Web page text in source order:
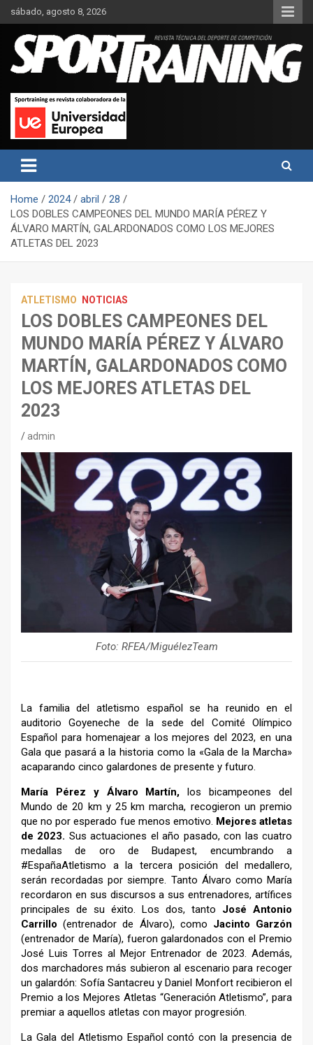
Skip
to
content
sábado, agosto 8, 2026
Revista técnica del deporte
Sport Training
rendimiento, nutrición y entrenamiento.
Home 2024 abril
28
LOS DOBLES CAMPEONES DEL MUNDO MARÍA PÉREZ Y
ÁLVARO MARTÍN, GALARDONADOS COMO LOS MEJORES
ATLETAS DEL 2023
ATLETISMO NOTICIAS
LOS DOBLES CAMPEONES DEL
MUNDO MARÍA PÉREZ Y ÁLVARO
MARTÍN, GALARDONADOS COMO
LOS MEJORES ATLETAS DEL
2023
admin
Foto: RFEA/MiguélezTeam
La familia del atletismo español se ha reunido en el
auditorio Goyeneche de la sede del Comité Olímpico
Español para homenajear a los mejores del 2023, en una
Gala que pasará a la historia como la «Gala de la Marcha»
acaparando cinco galardones de presente y futuro.
María Pérez y Álvaro Martín, los bicampeones del
Mundo de 20 km y 25 km marcha, recogieron un premio
que no por esperado fue menos emotivo. Mejores atletas
de 2023. Sus actuaciones el año pasado, con las cuatro
medallas de oro de Budapest, encumbrando a
#EspañaAtletismo a la tercera posición del medallero,
serán recordadas por siempre. Tanto Álvaro como María
recordaron en sus discursos a sus entrenadores, artífices
principales de su éxito. Los dos, tanto José Antonio
Carrillo (entrenador de Álvaro), como Jacinto Garzón
(entrenador de María), fueron galardonados con el Premio
José Luis Torres al Mejor Entrenador de 2023. Además,
dos marchadores más subieron al escenario para recoger
un galardón: Sofía Santacreu y Daniel Monfort recibieron el
Premio a los Mejores Atletas “Generación Atletismo”, para
premiar a aquellos atletas con mayor progresión.
La Gala del Atletismo Español contó con la presencia de